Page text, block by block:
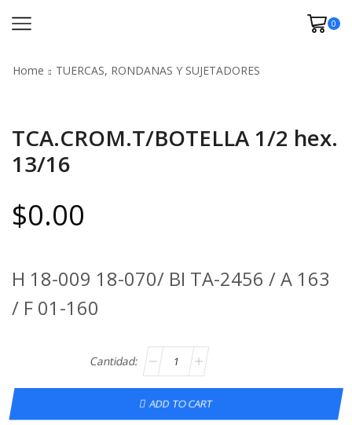
0
Home TUERCAS, RONDANAS Y SUJETADORES
TCA.CROM.T/BOTELLA 1/2 hex.
13/16
$0.00
H 18-009 18-070/ BI TA-2456 / A 163
/ F 01-160
ADD TO CART